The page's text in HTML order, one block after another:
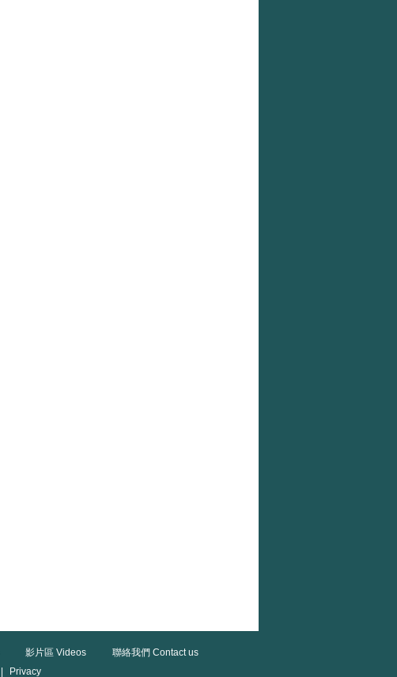
影片區 Videos
聯絡我們 Contact us
Privacy